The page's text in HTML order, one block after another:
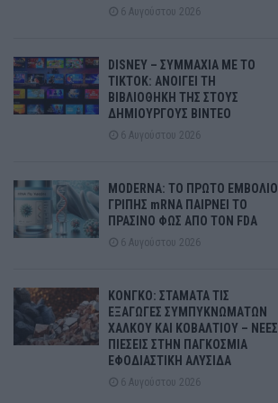
6 Αυγούστου 2026
DISNEY – ΣΥΜΜΑΧΙΑ ΜΕ ΤΟ
TIKTOK: ΑΝΟΙΓΕΙ ΤΗ
ΒΙΒΛΙΟΘΗΚΗ ΤΗΣ ΣΤΟΥΣ
ΔΗΜΙΟΥΡΓΟΥΣ ΒΙΝΤΕΟ
6 Αυγούστου 2026
MODERNA: ΤΟ ΠΡΩΤΟ ΕΜΒΟΛΙΟ
ΓΡΙΠΗΣ mRNA ΠΑΙΡΝΕΙ ΤΟ
ΠΡΑΣΙΝΟ ΦΩΣ ΑΠΟ ΤΟΝ FDA
6 Αυγούστου 2026
ΚΟΝΓΚΟ: ΣΤΑΜΑΤΑ ΤΙΣ
ΕΞΑΓΩΓΕΣ ΣΥΜΠΥΚΝΩΜΑΤΩΝ
ΧΑΛΚΟΥ ΚΑΙ ΚΟΒΑΛΤΙΟΥ – ΝΕΕΣ
ΠΙΕΣΕΙΣ ΣΤΗΝ ΠΑΓΚΟΣΜΙΑ
ΕΦΟΔΙΑΣΤΙΚΗ ΑΛΥΣΙΔΑ
6 Αυγούστου 2026